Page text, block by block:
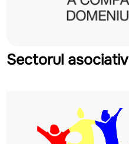
Sectorul asociativ